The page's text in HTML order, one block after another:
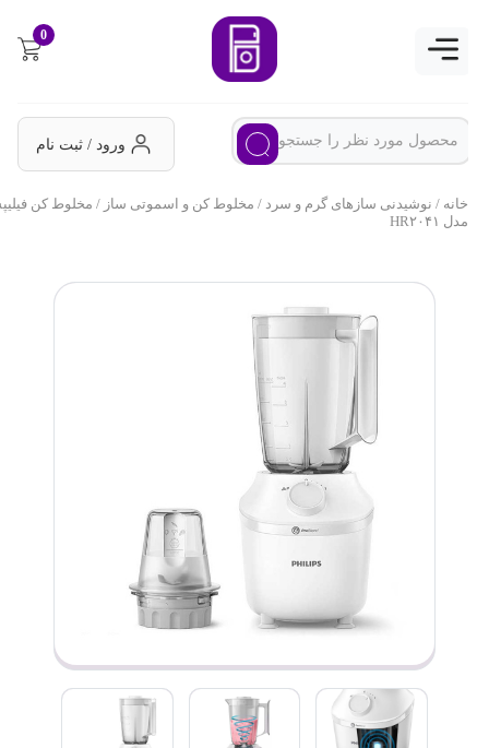
ورود / ثبت نام
خانه/نوشیدنی سازهای گرم و سرد/ مخلوط کن و اسموتی ساز/ مخلوط کن فیلیپس
مدل HR۲۰۴۱